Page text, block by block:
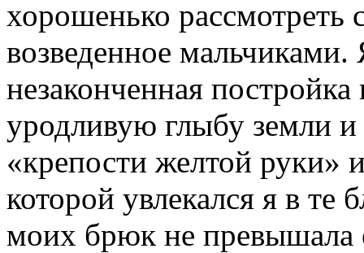
хорошенько рассмотреть
возведенное
незаконченная
уродливую глыбу земли
«крепости желтой руки»
которой увлекался я в те
моих брюк не превышала